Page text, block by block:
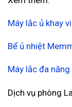
Máy lắc ủ khay
Bể ủ nhiệt
Máy lắc đa
Dịch vụ phòng